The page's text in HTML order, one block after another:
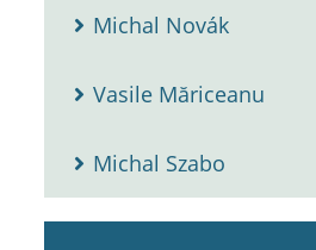
Michal Novák
Vasile Măriceanu
Michal Szabo